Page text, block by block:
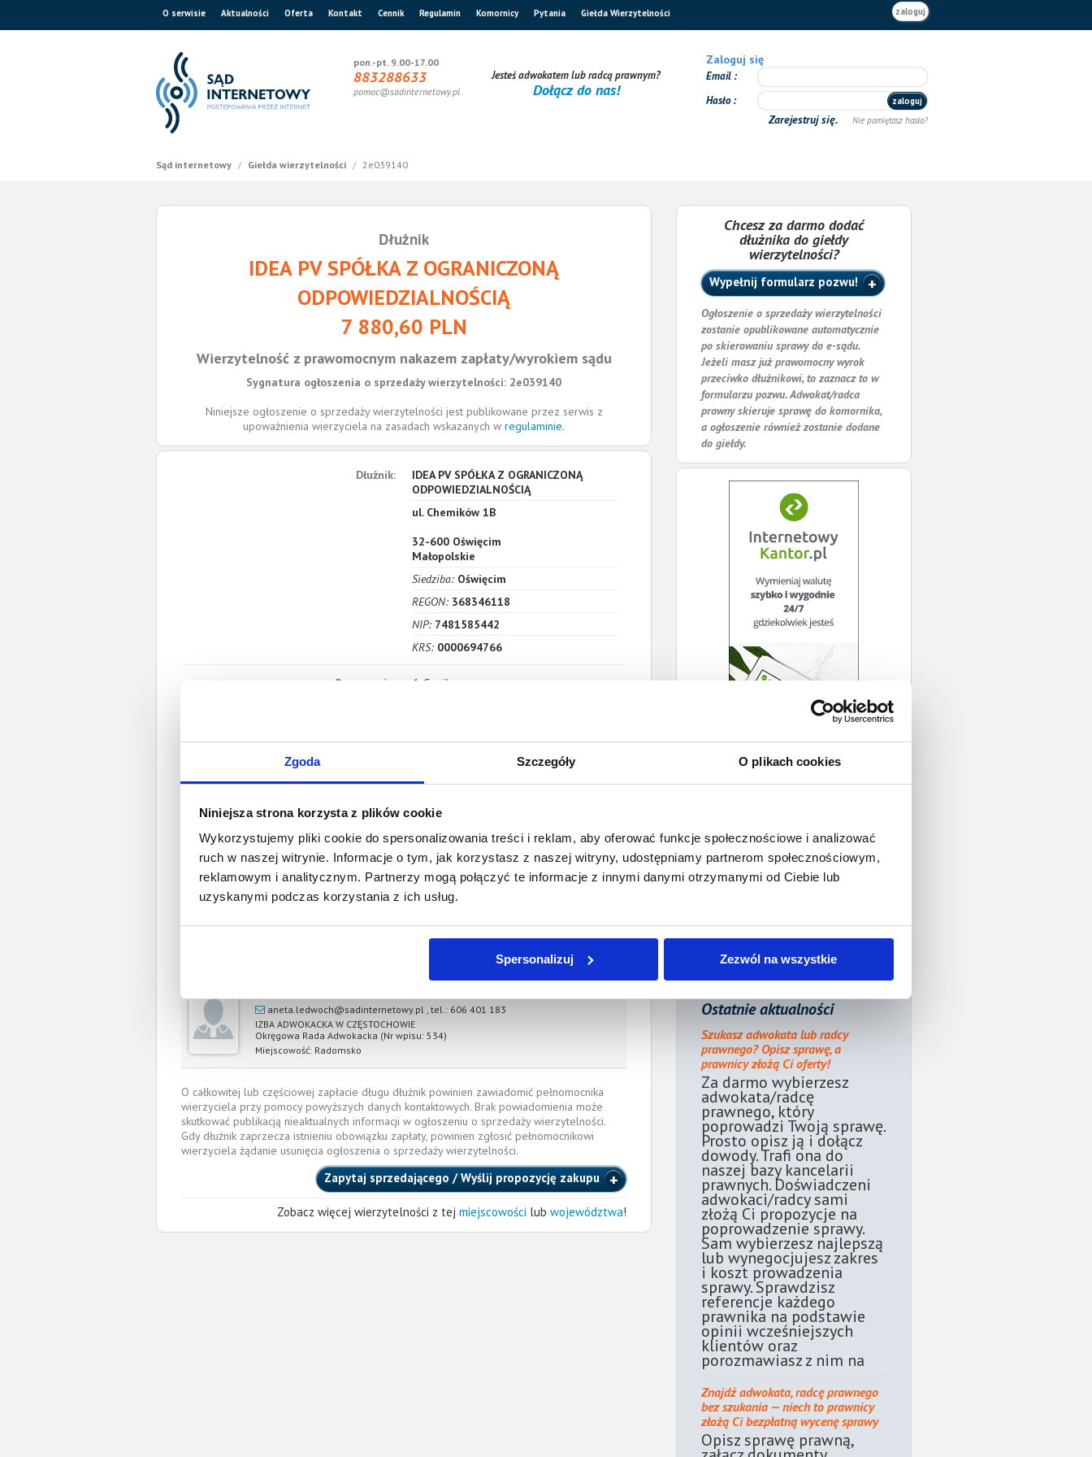
Zgoda Szczegóły O plikach cookies
Niniejsza strona korzysta z plików cookie
Wykorzystujemy pliki cookie do spersonalizowania treści i reklam, aby oferować funkcje społecznościowe i analizować
ruch w naszej witrynie. Informacje o tym, jak korzystasz z naszej witryny, udostępniamy partnerom społecznościowym,
reklamowym i analitycznym. Partnerzy mogą połączyć te informacje z innymi danymi otrzymanymi od Ciebie lub
uzyskanymi podczas korzystania z ich usług.
Spersonalizuj Zezwól na wszystkie
O serwisie Aktualności Oferta Kontakt Cennik Regulamin Komornicy Pytania Giełda Wierzytelności zaloguj
pon.-pt. 9.00-17.00
883288633
pomoc@sadinternetowy.pl
Jesteś adwokatem lub radcą prawnym?
Dołącz do nas!
Zaloguj się
Email
Hasło
zaloguj
Zarejestruj się. Nie pamiętasz hasła?
Sąd internetowy / Giełda wierzytelności / 2e039140
Dłużnik
IDEA PV SPÓŁKA Z OGRANICZONĄ
ODPOWIEDZIALNOŚCIĄ
7 880,60 PLN
Wierzytelność z prawomocnym nakazem zapłaty/wyrokiem sądu
Sygnatura ogłoszenia o sprzedaży wierzytelności: 2e039140
Niniejsze ogłoszenie o sprzedaży wierzytelności jest publikowane przez serwis z
upoważnienia wierzyciela na zasadach wskazanych w regulaminie.
Dłużnik:
IDEA PV SPÓŁKA Z OGRANICZONĄ
ODPOWIEDZIALNOŚCIĄ
ul. Chemików 1B
32-600 Oświęcim
Małopolskie
Siedziba: Oświęcim
REGON: 368346118
NIP: 7481585442
KRS: 0000694766
Roszczenia:
1. Cywilne
1 300,60 PLN
Całkowita wartość wierzytelności:
7 880,60 PLN
Prawomocny nakaz zapłaty/
wyrok sądu z dnia:
1 marca 2023
Data wystawienia: 1 marca 2023
Pełnomocnik wierzyciela:
aneta.ledwoch@sadinternetowy.pl , tel.: 606 401 183
IZBA ADWOKACKA W CZĘSTOCHOWIE
Okręgowa Rada Adwokacka (Nr wpisu: 534)
Miejscowość: Radomsko
O całkowitej lub częściowej zapłacie długu dłużnik powinien zawiadomić pełnomocnika
wierzyciela przy pomocy powyższych danych kontaktowych. Brak powiadomienia może
skutkować publikacją nieaktualnych informacji w ogłoszeniu o sprzedaży wierzytelności.
Gdy dłużnik zaprzecza istnieniu obowiązku zapłaty, powinien zgłosić pełnomocnikowi
wierzyciela żądanie usunięcia ogłoszenia o sprzedaży wierzytelności.
Zapytaj sprzedającego / Wyślij propozycję zakupu
Zobacz więcej wierzytelności z tej miejscowości lub województwa!
Chcesz za darmo dodać
dłużnika do giełdy
wierzytelności?
Wypełnij formularz pozwu!
Ogłoszenie o sprzedaży wierzytelności
zostanie opublikowane automatycznie
po skierowaniu sprawy do e-sądu.
Jeżeli masz już prawomocny wyrok
przeciwko dłużnikowi, to zaznacz to w
formularzu pozwu. Adwokat/radca
prawny skieruje sprawę do komornika,
a ogłoszenie również zostanie dodane
do giełdy.
Ostatnie aktualności
Szukasz adwokata lub radcy
prawnego? Opisz sprawę, a
prawnicy złożą Ci oferty!
Za darmo wybierzesz
adwokata/radcę
prawnego, który
poprowadzi Twoją sprawę.
Prosto opisz ją i dołącz
dowody. Trafi ona do
naszej bazy kancelarii
prawnych. Doświadczeni
adwokaci/radcy sami
złożą Ci propozycje na
poprowadzenie sprawy.
Sam wybierzesz najlepszą
lub wynegocjujesz zakres
i koszt prowadzenia
sprawy. Sprawdzisz
referencje każdego
prawnika na podstawie
opinii wcześniejszych
klientów oraz
porozmawiasz z nim na
Znajdź adwokata, radcę prawnego
bez szukania — niech to prawnicy
złożą Ci bezpłatną wycenę sprawy
Opisz sprawę prawną,